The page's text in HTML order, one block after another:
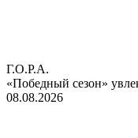
Г.О.Р.А.
«Победный сезон»
08.08.2026